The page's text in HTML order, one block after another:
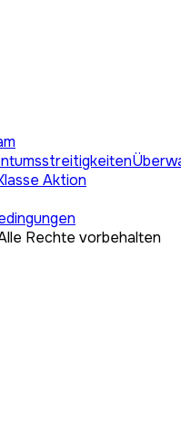
Aktion
Rechte vorbehalten